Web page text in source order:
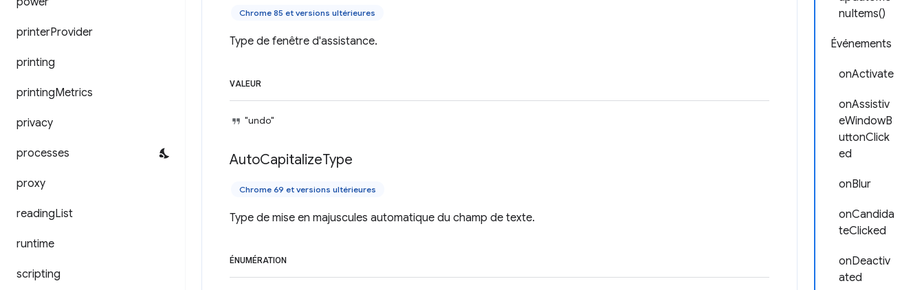
printerProvider
printing
printingMetrics
privacy
processes
proxy
readingList
runtime
scripting
nuItems()
Événements
onActivate
onAssistiv
eWindowB
uttonClick
ed
onBlur
onCandida
teClicked
onDeactiv
ated
Chrome 85 et versions ultérieures
Type de fenêtre d'assistance.
VALEUR
"undo"
AutoCapitalizeType
Chrome 69 et versions ultérieures
Type de mise en majuscules automatique du champ de texte.
ÉNUMÉRATION